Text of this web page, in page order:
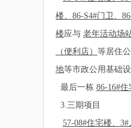
楼、86-S4#门卫、
楼应与 老年活动场
（便利店） 等居住
地等市政公用基础
最后一栋 86-16#住
3.三期项目
57-08#住宅楼、